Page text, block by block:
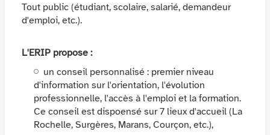
Tout public (étudiant, scolaire, salarié, demandeur
d'emploi, etc.).
L'ERIP propose :
un conseil personnalisé : premier niveau
d'information sur l'orientation, l'évolution
professionnelle, l'accès à l'emploi et la formation.
Ce conseil est dispoensé sur 7 lieux d'accueil (La
Rochelle, Surgères, Marans, Courçon, etc.),